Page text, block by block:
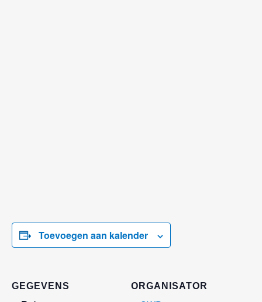
Toevoegen aan kalender
GEGEVENS ORGANISATOR